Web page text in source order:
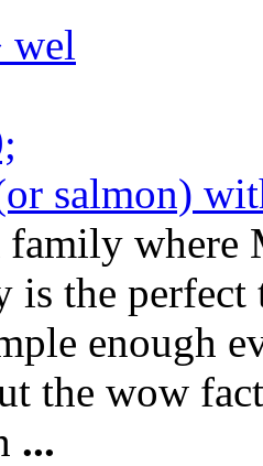
salmon)
where
is the
enough
the wow
...